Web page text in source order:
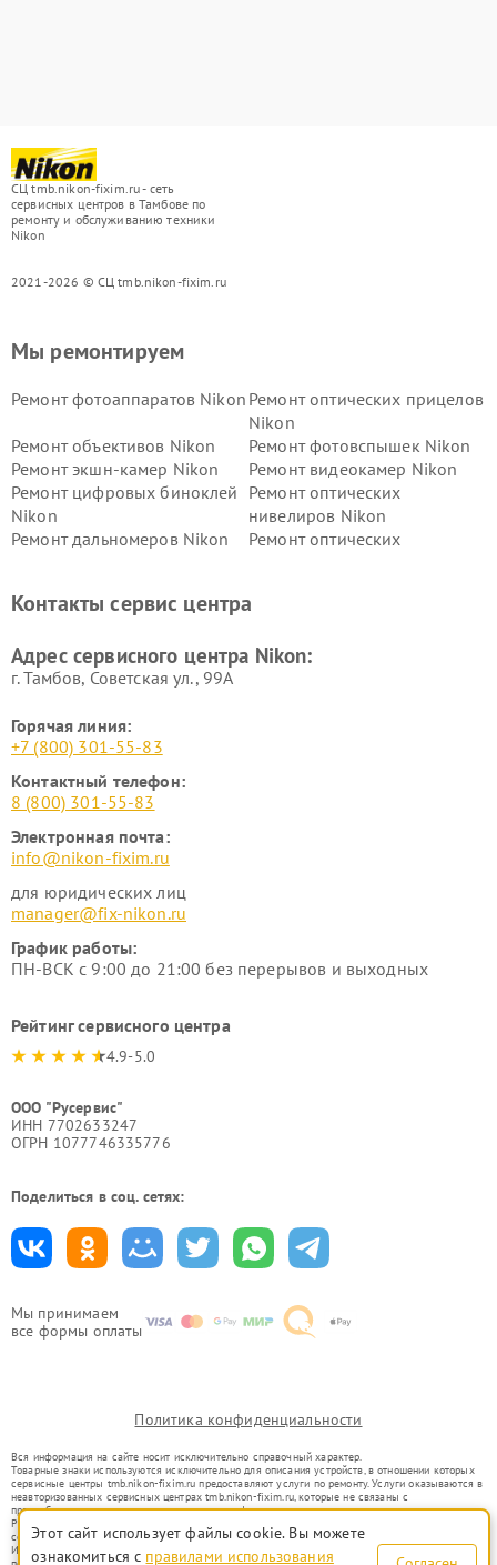
СЦ tmb.nikon-fixim.ru - сеть
сервисных центров в Тамбове по
ремонту и обслуживанию техники
Nikon
2021-2026 © СЦ tmb.nikon-fixim.ru
Мы принимаем
все формы оплаты
Мы ремонтируем
Ремонт фотоаппаратов Nikon Ремонт оптических прицелов
Nikon
Ремонт объективов Nikon
Ремонт фотовспышек Nikon
Ремонт экшн-камер Nikon
Ремонт видеокамер Nikon
Ремонт цифровых биноклей
Nikon
Ремонт оптических
нивелиров Nikon
Ремонт дальномеров Nikon
Ремонт оптических
Контакты сервис центра
Адрес сервисного центра Nikon:
г. Тамбов, Советская ул., 99А
Горячая линия:
+7 (800) 301-55-83
Контактный телефон:
8 (800) 301-55-83
Электронная почта:
info@nikon-fixim.ru
для юридических лиц
manager@fix-nikon.ru
График работы:
ПН-ВСК с 9:00 до 21:00 без перерывов и выходных
Рейтинг сервисного центра
4.9-5.0
ООО "Русервис"
ИНН 7702633247
ОГРН 1077746335776
Поделиться в соц. сетях:
Политика конфиденциальности
Вся информация на сайте носит исключительно справочный характер.
Товарные знаки используются исключительно для описания устройств, в отношении которых
сервисные центры tmb.nikon-fixim.ru предоставляют услуги по ремонту. Услуги оказываются в
неавторизованных сервисных центрах tmb.nikon-fixim.ru, которые не связаны с
правообладателями товарных знаков или их официальными представителями.
Ремонт осуществляется для устройств, уже введенных в гражданский оборот в соответствии
со статьей 1487 ГК РФ.
Использование товарных знаков не преследует цели индивидуализации услуг или введения
Этот сайт использует файлы cookie. Вы можете
ознакомиться с правилами использования